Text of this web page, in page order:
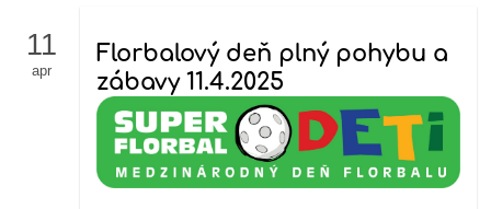
11
apr
Florbalový deň plný pohybu a
zábavy 11.4.2025